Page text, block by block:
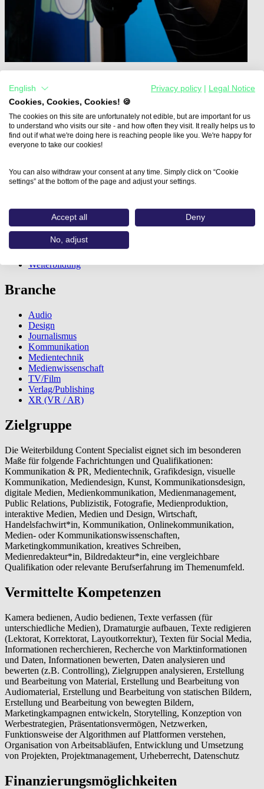
Home
Aus- und Weiterbildungen
Weiterbildung Content
Steinerstr. 15/Haus D, 81369 München
Bildungsweg
Weiterbildung
Branche
Audio
Design
Journalismus
Kommunikation
Medientechnik
Medienwissenschaft
TV/Film
Verlag/Publishing
XR (VR / AR)
Zielgruppe
Die Weiterbildung Content Specialist eignet sich im besonderen
Maße für folgende Fachrichtungen und Qualifikationen:
Kommunikation & PR, Medientechnik, Grafikdesign, visuelle
Kommunikation, Mediendesign, Kunst, Kommunikationsdesign,
digitale Medien, Medienkommunikation, Medienmanagement,
Public Relations, Publizistik, Fotografie, Medienproduktion,
interaktive Medien, Medien und Design, Wirtschaft,
Handelsfachwirt*in, Kommunikation, Onlinekommunikation,
Medien- oder Kommunikationswissenschaften,
Marketingkommunikation, kreatives Schreiben,
Medienredakteur*in, Bildredakteur*in, eine vergleichbare
Qualifikation oder relevante Berufserfahrung im Themenumfeld.
Vermittelte Kompetenzen
Kamera bedienen, Audio bedienen, Texte verfassen (für
unterschiedliche Medien), Dramaturgie aufbauen, Texte redigieren
(Lektorat, Korrektorat, Layoutkorrektur), Texten für Social Media,
Informationen recherchieren, Recherche von Marktinformationen
und Daten, Informationen bewerten, Daten analysieren und
bewerten (z.B. Controlling), Zielgruppen analysieren, Erstellung
und Bearbeitung von Material, Erstellung und Bearbeitung von
Audiomaterial, Erstellung und Bearbeitung von statischen Bildern,
Erstellung und Bearbeitung von bewegten Bildern,
Marketingkampagnen entwickeln, Storytelling, Konzeption von
Werbestrategien, Präsentationsvermögen, Netzwerken,
Funktionsweise der Algorithmen auf Plattformen verstehen,
Organisation von Arbeitsabläufen, Entwicklung und Umsetzung
von Projekten, Projektmanagement, Urheberrecht, Datenschutz
Finanzierungsmöglichkeiten
English Privacy policy
Legal Notice
Cookies, Cookies, Cookies! 🍪
The cookies on this site are unfortunately not edible, but are important for us
to understand who visits our site - and how often they visit. It really helps us to
find out if what we're doing here is reaching people like you. We're happy for
everyone to take our cookies!
You can also withdraw your consent at any time. Simply click on “Cookie
settings” at the bottom of the page and adjust your settings.
Accept all Deny
No, adjust